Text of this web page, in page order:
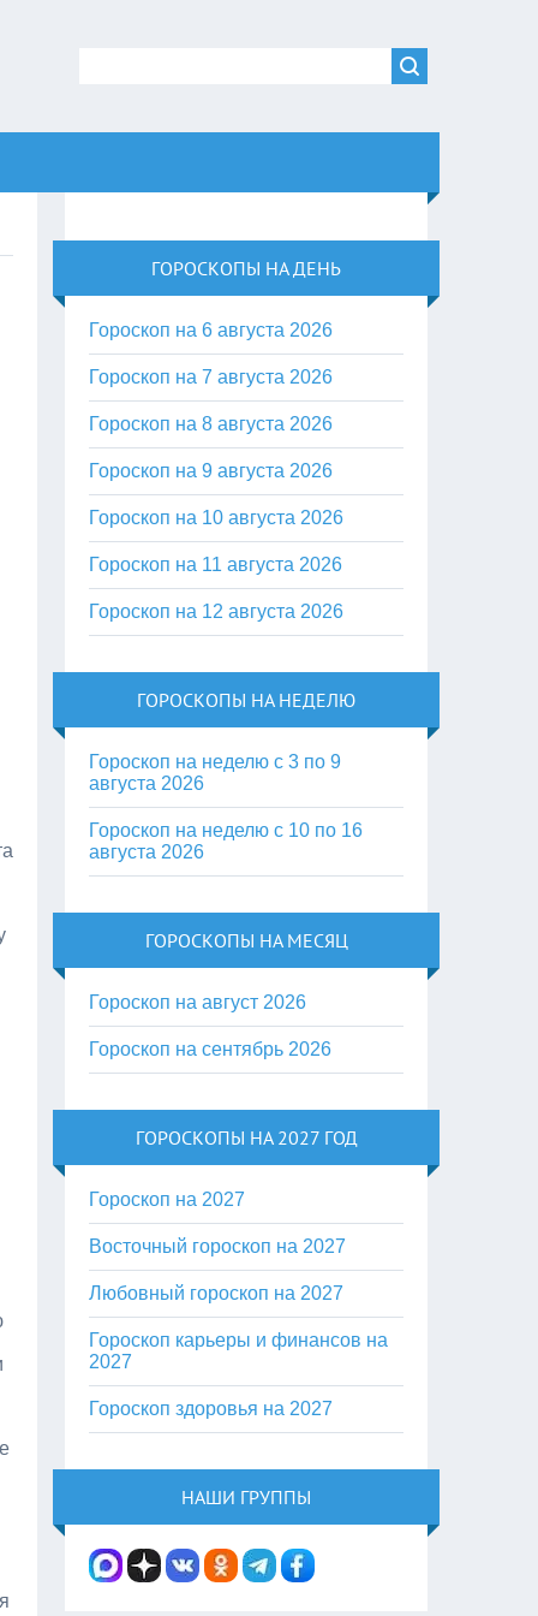
ГОРОСКОПЫ НА ДЕНЬ
Гороскоп на 6 августа 2026
Гороскоп на 7 августа 2026
Гороскоп на 8 августа 2026
Гороскоп на 9 августа 2026
Гороскоп на 10 августа 2026
Гороскоп на 11 августа 2026
Гороскоп на 12 августа 2026
ГОРОСКОПЫ НА НЕДЕЛЮ
Гороскоп на неделю с 3 по 9
августа 2026
Гороскоп на неделю с 10 по 16
августа 2026
ГОРОСКОПЫ НА МЕСЯЦ
Гороскоп на август 2026
Гороскоп на сентябрь 2026
ГОРОСКОПЫ НА 2027 ГОД
Гороскоп на 2027
Восточный гороскоп на 2027
Любовный гороскоп на 2027
Гороскоп карьеры и финансов на
2027
Гороскоп здоровья на 2027
НАШИ ГРУППЫ